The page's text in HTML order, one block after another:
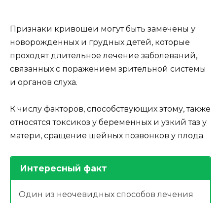
Признаки кривошеи могут быть замечены у
новорожденных и грудных детей, которые
проходят длительное лечение заболеваний,
связанных с поражением зрительной системы
и органов слуха.
К числу факторов, способствующих этому, также
относятся токсикоз у беременных и узкий таз у
матери, сращение шейных позвонков у плода.
Интересный факт
Один из неочевидных способов лечения